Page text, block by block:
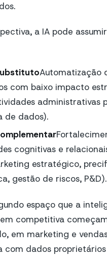
a IA pode
Automatização
com baixo impacto
administrativas
de dados).
cognitivas e
estratégico,
gestão de riscos, P&D).
espaço que a
competitiva
em marketing e
com dados